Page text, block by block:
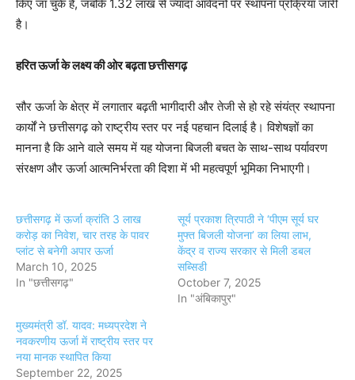
किए जा चुके हैं, जबकि 1.32 लाख से ज्यादा आवेदनों पर स्थापना प्रक्रिया जारी
है।
हरित ऊर्जा के लक्ष्य की ओर बढ़ता छत्तीसगढ़
सौर ऊर्जा के क्षेत्र में लगातार बढ़ती भागीदारी और तेजी से हो रहे संयंत्र स्थापना
कार्यों ने छत्तीसगढ़ को राष्ट्रीय स्तर पर नई पहचान दिलाई है। विशेषज्ञों का
मानना है कि आने वाले समय में यह योजना बिजली बचत के साथ-साथ पर्यावरण
संरक्षण और ऊर्जा आत्मनिर्भरता की दिशा में भी महत्वपूर्ण भूमिका निभाएगी।
छत्तीसगढ़ में ऊर्जा क्रांति 3 लाख
करोड़ का निवेश, चार तरह के पावर
प्लांट से बनेगी अपार ऊर्जा
March 10, 2025
In "छत्तीसगढ़"
सूर्य प्रकाश त्रिपाठी ने ‘पीएम सूर्य घर
मुफ्त बिजली योजना’ का लिया लाभ,
केंद्र व राज्य सरकार से मिली डबल
सब्सिडी
October 7, 2025
In "अंबिकापुर"
मुख्यमंत्री डॉ. यादव: मध्यप्रदेश ने
नवकरणीय ऊर्जा में राष्ट्रीय स्तर पर
नया मानक स्थापित किया
September 22, 2025